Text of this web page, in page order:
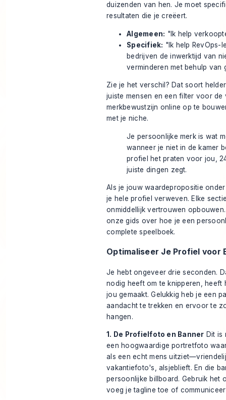
duizenden van hen. Je moet
resultaten die je creëert.
Algemeen: "Ik help
Specifiek: "Ik help RevOps-
bedrijven de inwerktijd van
verminderen met behulp van
Zie je het verschil? Dat soort
juiste mensen en een filter voor de
merkbewustzijn online op te
met je niche.
Je persoonlijke merk is wat
wanneer je niet in de kamer
profiel het praten voor jou,
juiste dingen zegt.
Als je jouw waardepropositie
je hele profiel verweven. Elke
onmiddellijk vertrouwen
onze gids over hoe je een
complete speelboek.
Optimaliseer Je Profiel voor
Je hebt ongeveer drie seconden.
nodig heeft om te knipperen, heeft
jou gemaakt. Gelukkig heb je een
aandacht te trekken en ervoor te
hangen.
1. De Profielfoto en Banner Dit is
een hoogwaardige portretfoto
als een echt mens
vakantiefoto's, alsjeblieft. En die
persoonlijke billboard. Gebruik het
voeg je tagline toe of